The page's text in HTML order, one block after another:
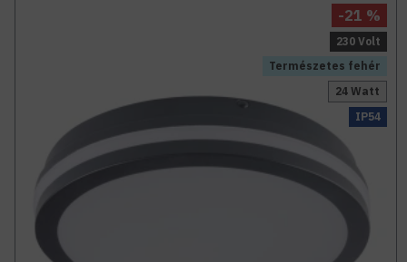
Természetes fehér
230 Volt
IP54
24 Watt
-21 %